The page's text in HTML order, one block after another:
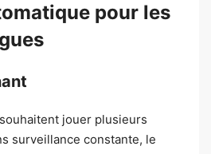
pour les
jouer plusieurs
surveillance constante, le